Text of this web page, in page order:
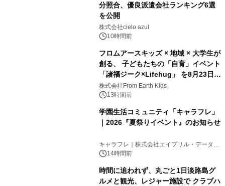
分照合、優良派遣会社ランキング6選
を公開
株式会社cielo azul
10時間前
フロムアースキッズ × 地域 × 大学生が
創る、 子どもたちの「自育」イベント
「諸福ジーク×Lifehug」 を8月23日
(日)開催
株式会社From Earth Kids
13時間前
学園生活コミュニティ「キャラフレ」
｜2026『夏祭りイベント』のお知らせ
キャラフレ｜株式会社エイプリル・データ・
デザインズ
14時間前
時間に追われず、丸ごと1日淡路島グ
ルメと観光、レジャー施設で クラブハ